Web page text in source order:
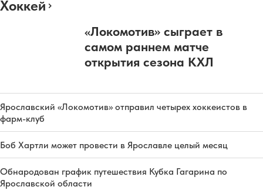
Хоккей
«Локомотив» сыграет в
самом раннем матче
открытия сезона КХЛ
Ярославский «Локомотив» отправил четырех хоккеистов в
фарм-клуб
Боб Хартли может провести в Ярославле целый месяц
Обнародован график путешествия Кубка Гагарина по
Ярославской области